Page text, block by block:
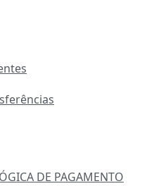
DE PAGAMENTO